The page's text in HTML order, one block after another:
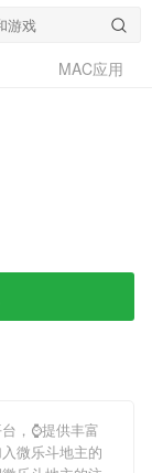
MAC应用
，⌚️提供丰富
微乐斗地主的